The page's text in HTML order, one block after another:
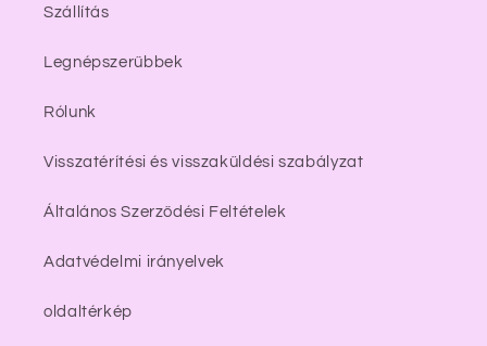
Szállítás
Legnépszerűbbek
Rólunk
Visszatérítési és visszaküldési szabályzat
Általános Szerződési Feltételek
Adatvédelmi irányelvek
oldaltérkép